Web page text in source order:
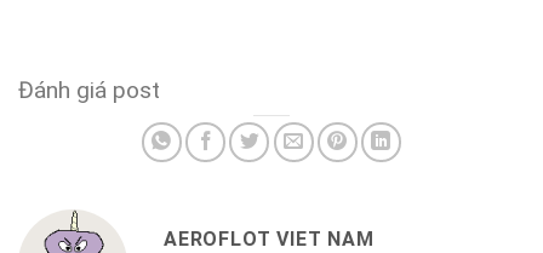
Đánh giá post
AEROFLOT VIET NAM